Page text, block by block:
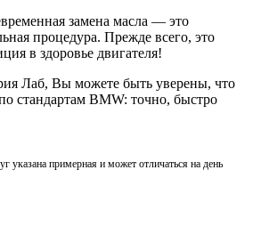
замена масла — это
процедура. Прежде всего, это
в здоровье двигателя!
Лаб, Вы можете быть уверены, что
стандартам BMW: точно, быстро
указана примерная и может отличаться на день